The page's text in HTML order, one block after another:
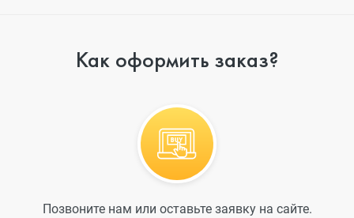
Как оформить заказ?
Позвоните нам или оставьте заявку на сайте.